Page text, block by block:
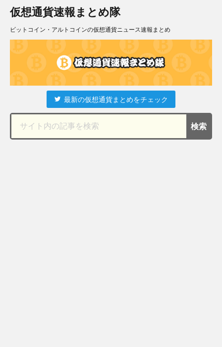
仮想通貨速報まとめ隊
ビットコイン・アルトコインの仮想通貨ニュース速報まとめ
最新の仮想通貨まとめをチェック